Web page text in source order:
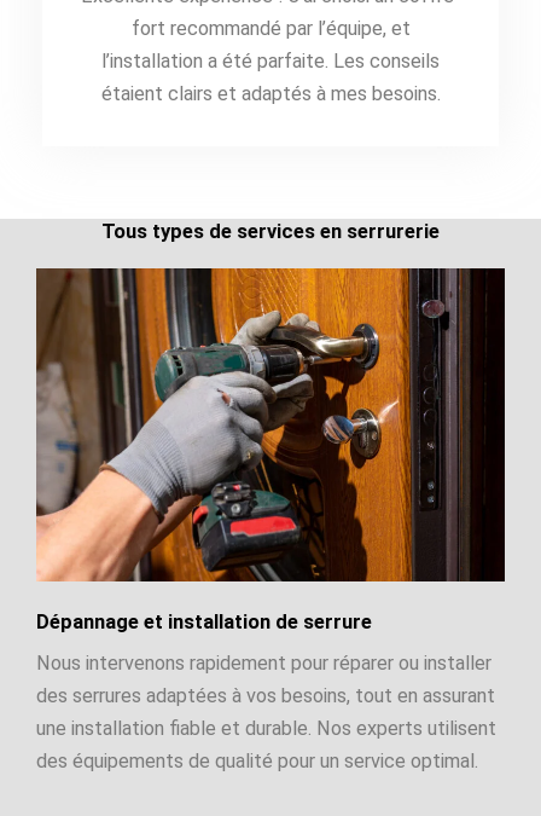
fort recommandé par l’équipe, et
l’installation a été parfaite. Les conseils
étaient clairs et adaptés à mes besoins.
Tous types de services en serrurerie
Dépannage et installation de serrure
Nous intervenons rapidement pour réparer ou installer
des serrures adaptées à vos besoins, tout en assurant
une installation fiable et durable. Nos experts utilisent
des équipements de qualité pour un service optimal.